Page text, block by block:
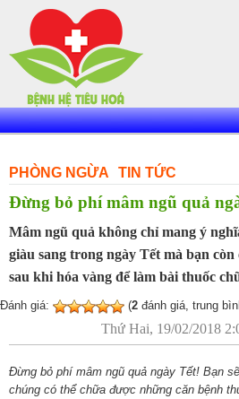
content
PHÒNG NGỪA TIN TỨC
Đừng bỏ phí mâm ngũ quả
Mâm ngũ quả không chỉ mang ý
giàu sang trong ngày Tết mà bạn
sau khi hóa vàng để làm bài thuốc
Đánh giá: (2 đánh giá, trung
Thứ Hai, 19/02/2018
Đừng bỏ phí mâm ngũ quả ngày Tết! Bạn
chúng có thể chữa được những căn bệnh